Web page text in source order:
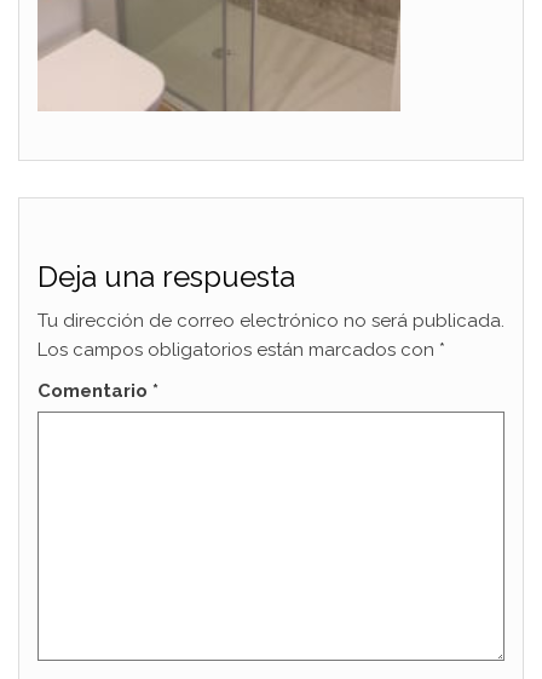
Deja una respuesta
Tu dirección de correo electrónico no será publicada.
Los campos obligatorios están marcados con *
Comentario *